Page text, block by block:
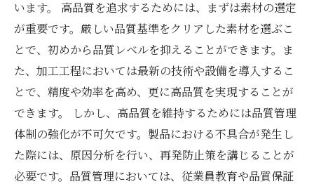
います。 高品質を追求するためには、まずは素材の選定
が重要です。厳しい品質基準をクリアした素材を選ぶこ
とで、初めから品質レベルを抑えることができます。ま
た、加工工程においては最新の技術や設備を導入するこ
とで、精度や効率を高め、更に高品質を実現することが
できます。 しかし、高品質を維持するためには品質管理
体制の強化が不可欠です。製品における不具合が発生し
た際には、原因分析を行い、再発防止策を講じることが
必要です。品質管理においては、従業員教育や品質保証